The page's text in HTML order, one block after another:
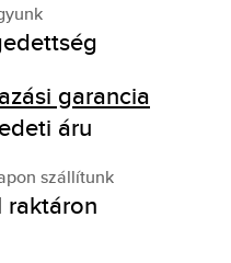
garancia
áru
szállítunk
raktáron